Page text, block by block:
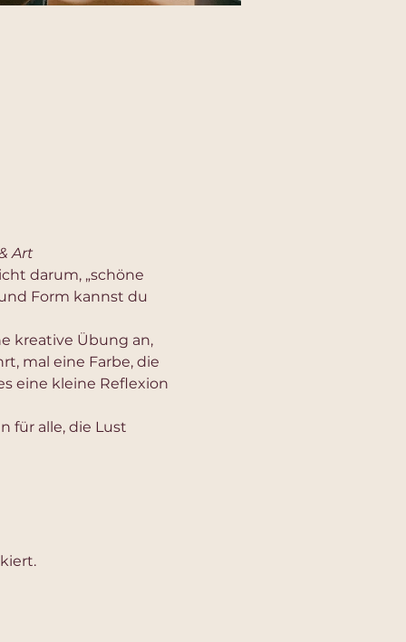
Art
darum, „schöne
Form kannst du
kreative Übung an,
mal eine Farbe, die
eine kleine Reflexion
für alle, die Lust